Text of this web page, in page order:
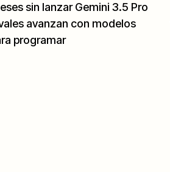
sin lanzar Gemini 3.5 Pro
avanzan con modelos
programar